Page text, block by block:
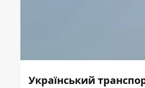
Український